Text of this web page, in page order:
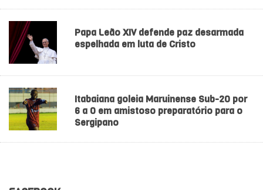
Papa Leão XIV defende paz desarmada
espelhada em luta de Cristo
Itabaiana goleia Maruinense Sub-20 por
6 a 0 em amistoso preparatório para o
Sergipano